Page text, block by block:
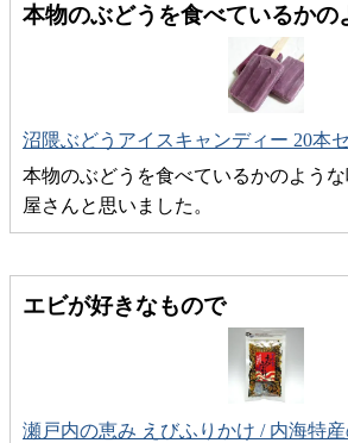
本物のぶどうを食べているかの
沼隈ぶどうアイスキャンディー 20本
本物のぶどうを食べているかのよう
屋さんと思いました。
エビが好きなもので
瀬戸内の恵み えびふりかけ / 内海特